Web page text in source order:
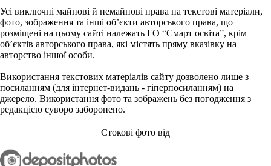
Усі виключні майнові й немайнові права на текстові матеріали,
фото, зображення та інші об’єкти авторського права, що
розміщені на цьому сайті належать ГО “Смарт освіта”, крім
об’єктів авторського права, які містять пряму вказівку на
авторство іншої особи.
Використання текстових матеріалів сайту дозволено лише з
посиланням (для інтернет-видань - гіперпосиланням) на
джерело. Використання фото та зображень без погодження з
редакцією суворо заборонено.
Стокові фото від